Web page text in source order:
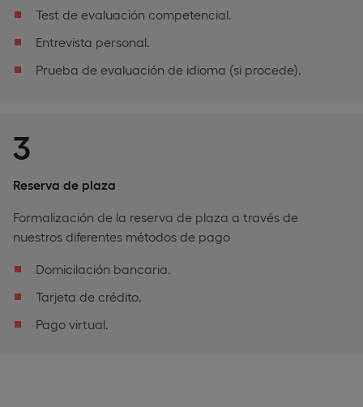
Test de evaluación competencial.
Entrevista personal.
Prueba de evaluación de idioma (si procede).
3
Reserva de plaza
Formalización de la reserva de plaza a través de
nuestros diferentes métodos de pago
Domicilación bancaria.
Tarjeta de crédito.
Pago virtual.